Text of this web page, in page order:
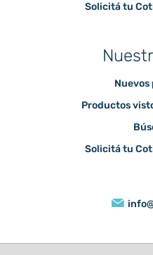
Solicitá tu
Productos
Solicitá tu